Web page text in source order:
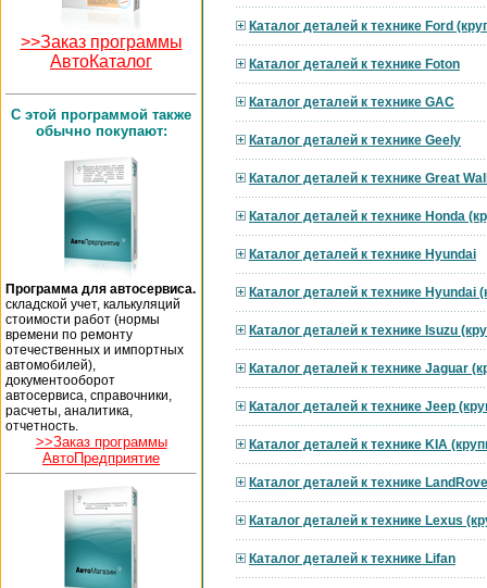
>>Заказ программы
АвтоКаталог
C этой программой также
обычно покупают:
Программа для автосервиса.
складской учет, калькуляций
стоимости работ (нормы
времени по ремонту
отечественных и импортных
автомобилей),
документооборот
автосервиса, справочники,
расчеты, аналитика,
отчетность.
>>Заказ программы
АвтоПредприятие
Каталог деталей к технике Ford
Каталог деталей к технике Foton
Каталог деталей к технике GAC
Каталог деталей к технике Geely
Каталог деталей к технике Great
Каталог деталей к технике Honda
Каталог деталей к технике Hyundai
Каталог деталей к технике Hyundai
Каталог деталей к технике Isuzu
Каталог деталей к технике Jaguar
Каталог деталей к технике Jeep
Каталог деталей к технике KIA
Каталог деталей к технике
Каталог деталей к технике Lexus
Каталог деталей к технике Lifan